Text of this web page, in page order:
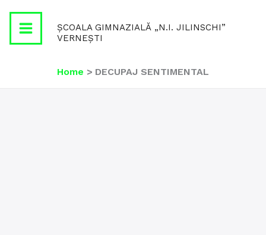
content
ȘCOALA GIMNAZIALĂ „N.I. JILINSCHI”
VERNEȘTI
Home DECUPAJ SENTIMENTAL